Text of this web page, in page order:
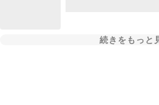
続きをもっと